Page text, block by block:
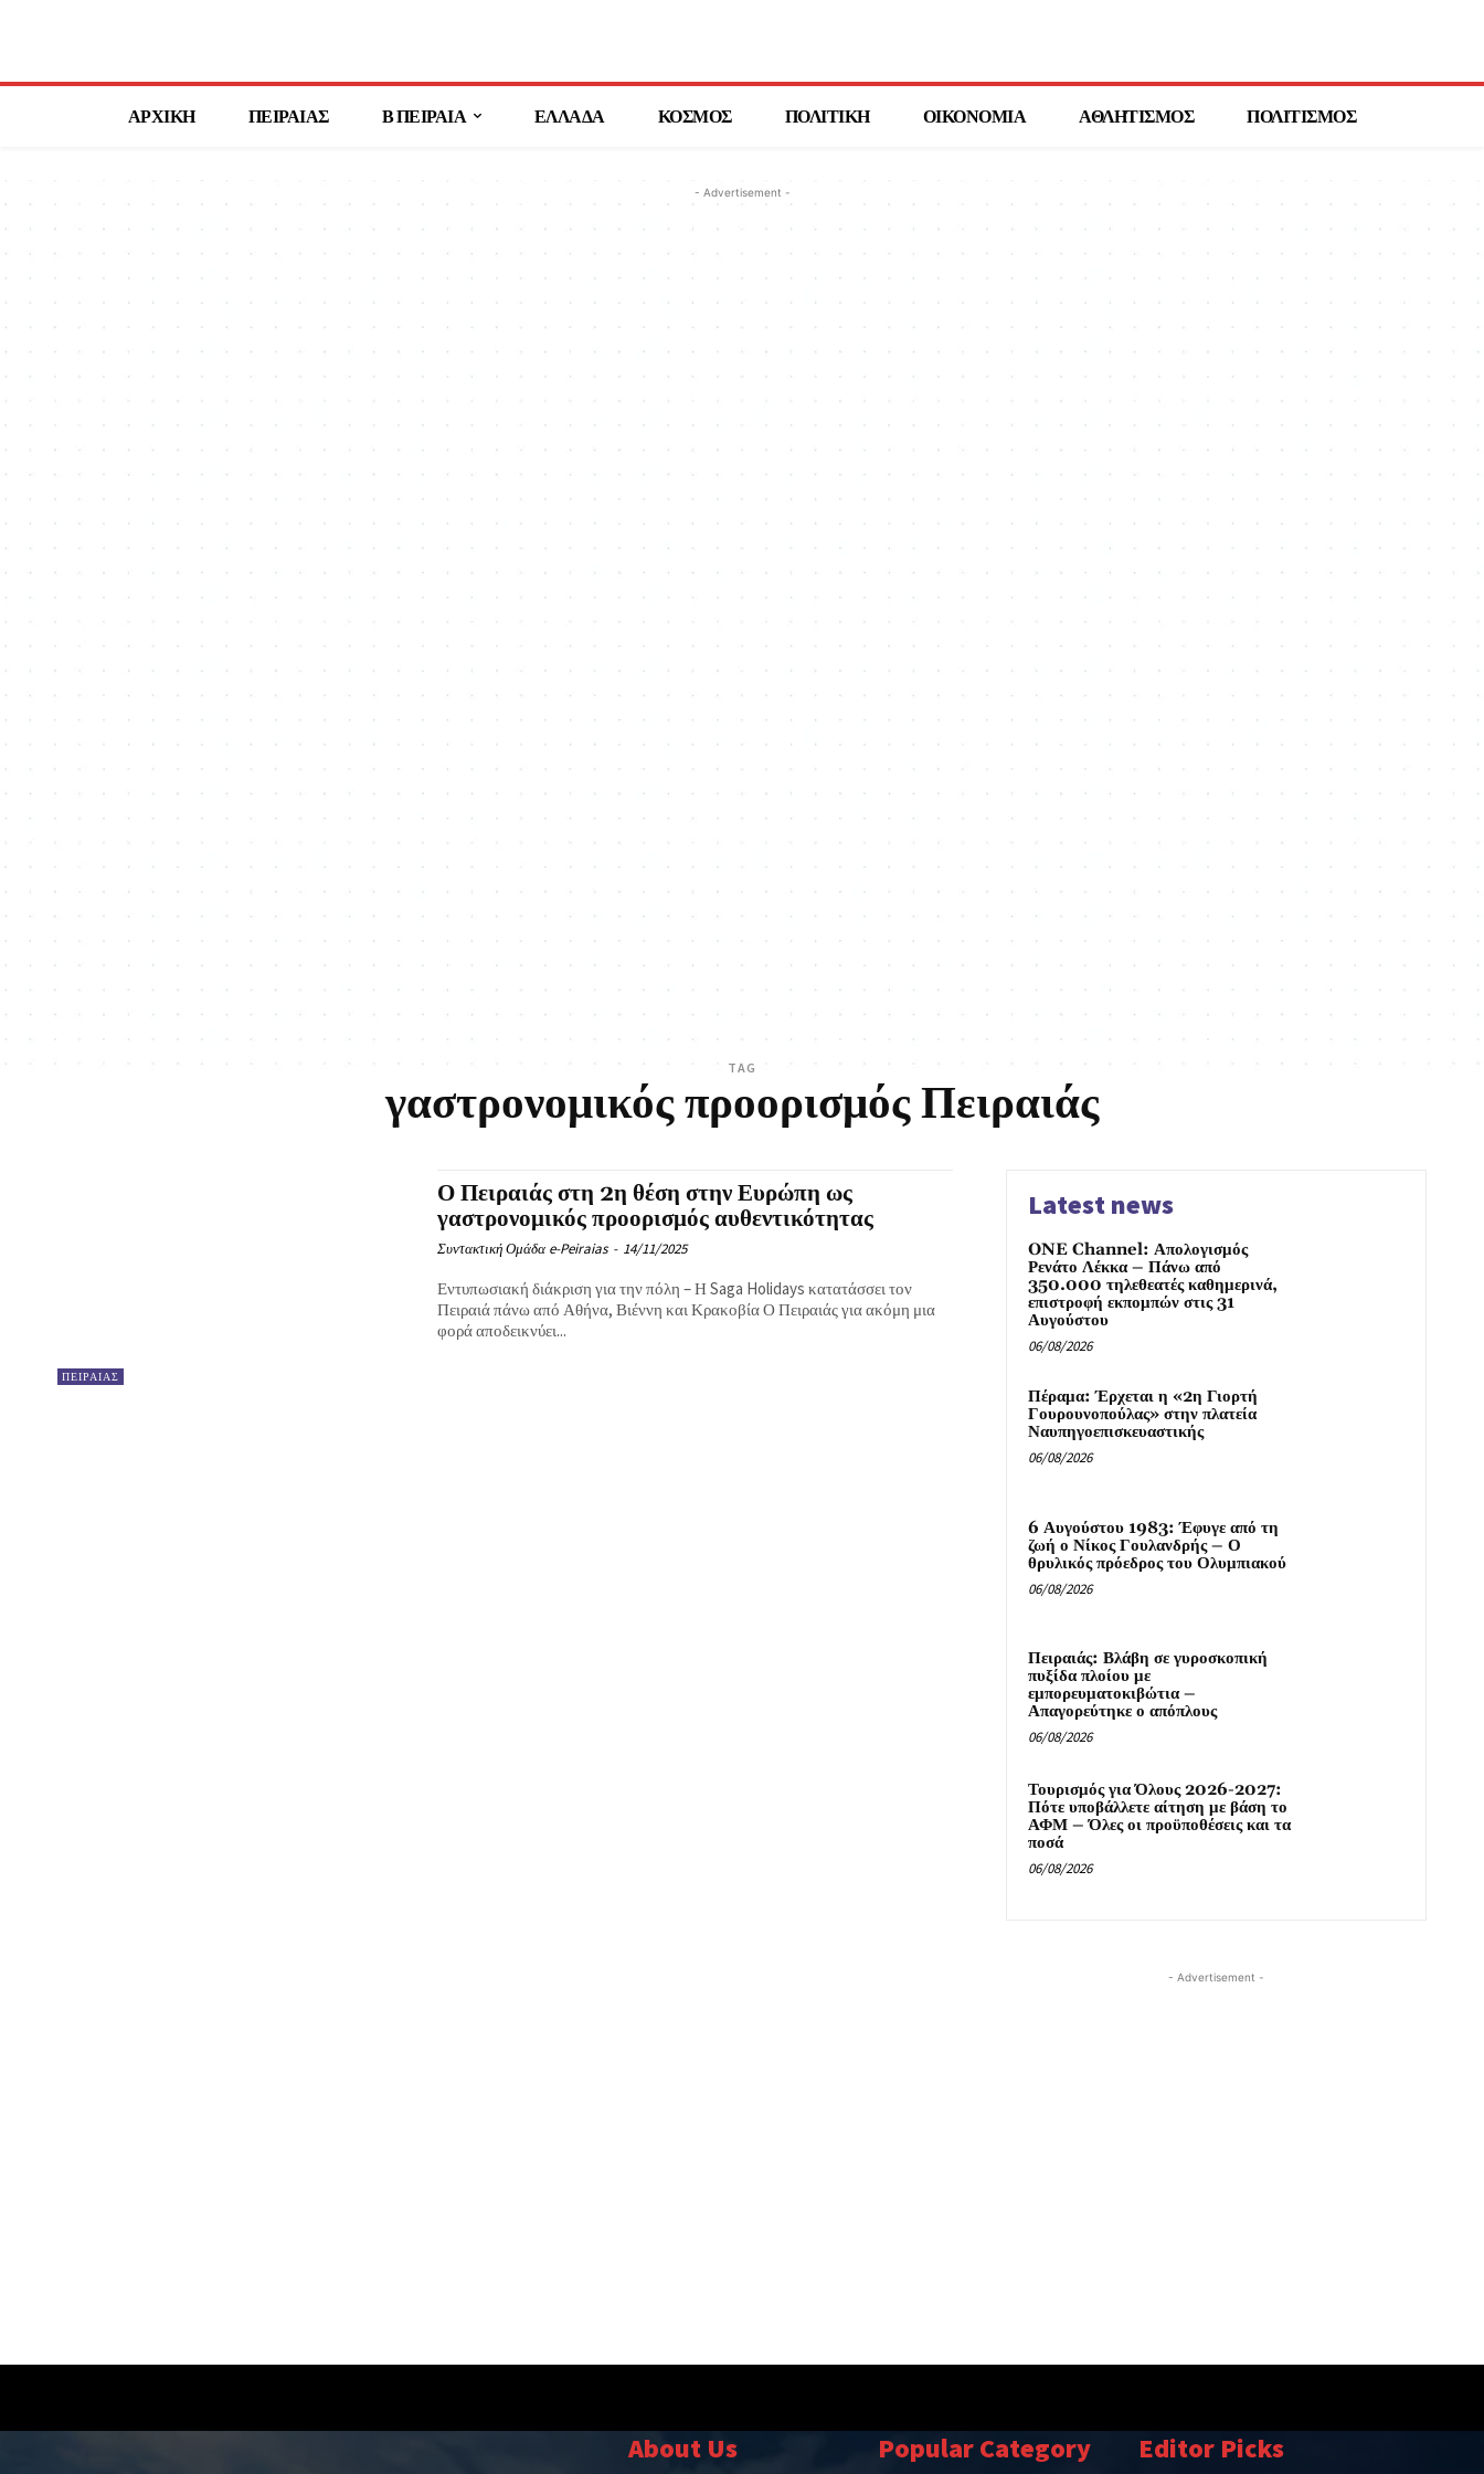
ΑΡΧΙΚΗ ΠΕΙΡΑΙΑΣ Β ΠΕΙΡΑΙΑ ΕΛΛΑΔΑ ΚΟΣΜΟΣ ΠΟΛΙΤΙΚΗ ΟΙΚΟΝΟΜΙΑ ΑΘΛΗΤΙΣΜΟΣ ΠΟΛΙΤΙΣΜΟΣ
- Advertisement -
TAG
γαστρονομικός προορισμός Πειραιάς
ΠΕΙΡΑΙΑΣ
Ο Πειραιάς στη 2η θέση στην Ευρώπη ως
γαστρονομικός προορισμός αυθεντικότητας
Συντακτική Ομάδα e-Peiraias - 14/11/2025
Εντυπωσιακή διάκριση για την πόλη – Η Saga Holidays κατατάσσει τον
Πειραιά πάνω από Αθήνα, Βιέννη και Κρακοβία Ο Πειραιάς για ακόμη μια
φορά αποδεικνύει...
Latest news
ONE Channel: Απολογισμός
Ρενάτο Λέκκα – Πάνω από
350.000 τηλεθεατές καθημερινά,
επιστροφή εκπομπών στις 31
Αυγούστου
06/08/2026
Πέραμα: Έρχεται η «2η Γιορτή
Γουρουνοπούλας» στην πλατεία
Ναυπηγοεπισκευαστικής
06/08/2026
6 Αυγούστου 1983: Έφυγε από τη
ζωή ο Νίκος Γουλανδρής – Ο
θρυλικός πρόεδρος του Ολυμπιακού
06/08/2026
Πειραιάς: Βλάβη σε γυροσκοπική
πυξίδα πλοίου με
εμπορευματοκιβώτια –
Απαγορεύτηκε ο απόπλους
06/08/2026
Τουρισμός για Όλους 2026-2027:
Πότε υποβάλλετε αίτηση με βάση το
ΑΦΜ – Όλες οι προϋποθέσεις και τα
ποσά
06/08/2026
- Advertisement -
About Us Popular Category Editor Picks